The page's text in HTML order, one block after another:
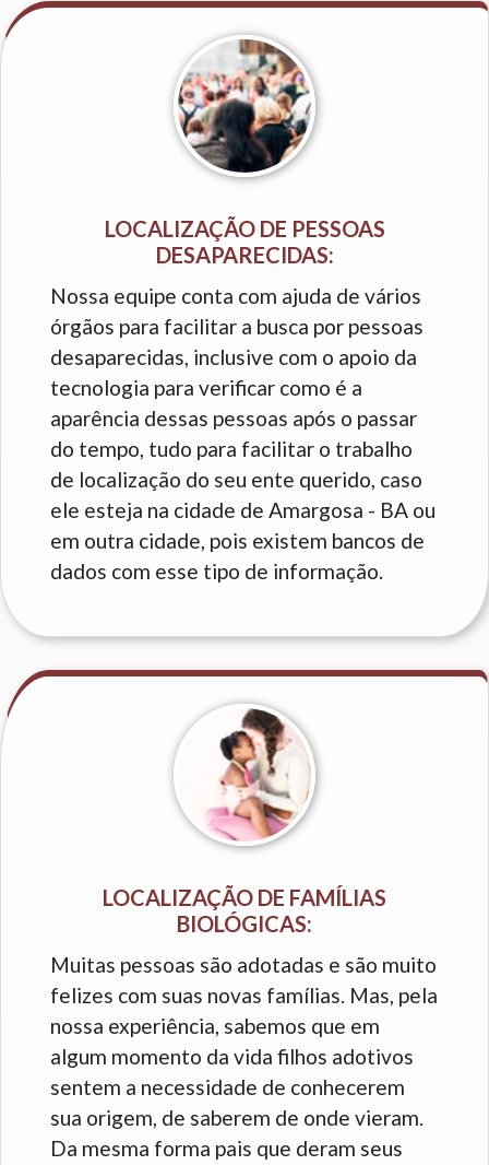
LOCALIZAÇÃO DE PESSOAS
DESAPARECIDAS:
Nossa equipe conta com ajuda de vários
órgãos para facilitar a busca por pessoas
desaparecidas, inclusive com o apoio da
tecnologia para verificar como é a
aparência dessas pessoas após o passar
do tempo, tudo para facilitar o trabalho
de localização do seu ente querido, caso
ele esteja na cidade de Amargosa - BA ou
em outra cidade, pois existem bancos de
dados com esse tipo de informação.
LOCALIZAÇÃO DE FAMÍLIAS
BIOLÓGICAS:
Muitas pessoas são adotadas e são muito
felizes com suas novas famílias. Mas, pela
nossa experiência, sabemos que em
algum momento da vida filhos adotivos
sentem a necessidade de conhecerem
sua origem, de saberem de onde vieram.
Da mesma forma pais que deram seus